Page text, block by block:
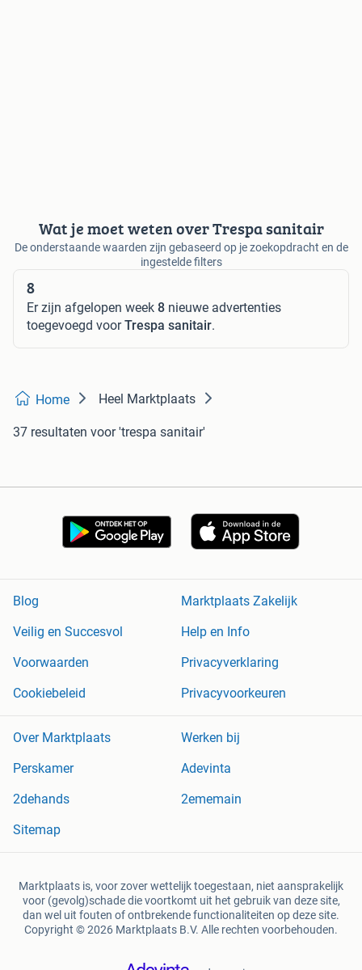
Wat je moet weten over Trespa sanitair
De onderstaande waarden zijn gebaseerd op je zoekopdracht en de
ingestelde filters
8
Er zijn afgelopen week 8 nieuwe advertenties
toegevoegd voorTrespa sanitair.
Home Heel Marktplaats
37 resultaten voor 'trespa sanitair'
Blog
Marktplaats Zakelijk
Veilig en Succesvol
Help en Info
Voorwaarden
Privacyverklaring
Cookiebeleid
Privacyvoorkeuren
Over Marktplaats
Werken bij
Perskamer
Adevinta
2dehands
2ememain
Sitemap
Marktplaats is, voor zover wettelijk toegestaan, niet aansprakelijk
voor (gevolg)schade die voortkomt uit het gebruik van deze site,
dan wel uit fouten of ontbrekende functionaliteiten op deze site.
Copyright © 2026 Marktplaats B.V. Alle rechten voorbehouden.